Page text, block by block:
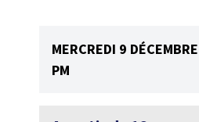
MERCREDI 9
PM